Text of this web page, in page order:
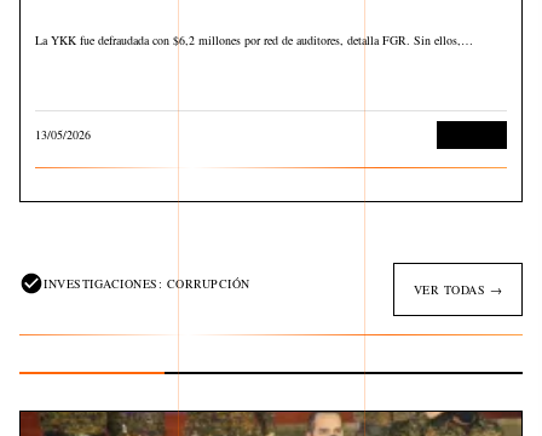
La YKK fue defraudada con $6,2 millones por red de auditores, detalla FGR. Sin ellos,…
13/05/2026
INVESTIGACIONES: CORRUPCIÓN VER TODAS →